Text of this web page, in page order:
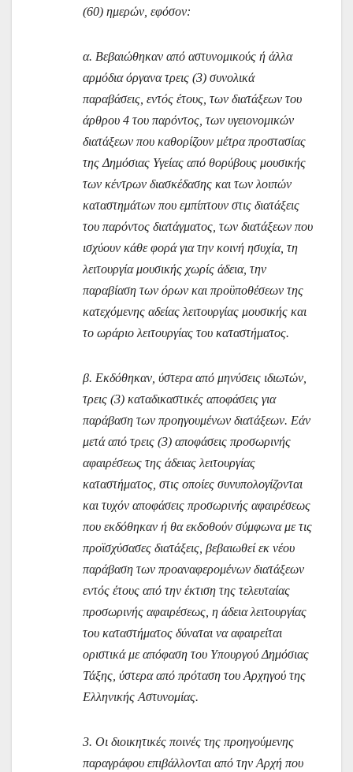
(60) ημερών, εφόσον:
α. Βεβαιώθηκαν από αστυνομικούς ή άλλα
αρμόδια όργανα τρεις (3) συνολικά
παραβάσεις, εντός έτους, των διατάξεων του
άρθρου 4 του παρόντος, των υγειονομικών
διατάξεων που καθορίζουν μέτρα προστασίας
της Δημόσιας Υγείας από θορύβους μουσικής
των κέντρων διασκέδασης και των λοιπών
καταστημάτων που εμπίπτουν στις διατάξεις
του παρόντος διατάγματος, των διατάξεων που
ισχύουν κάθε φορά για την κοινή ησυχία, τη
λειτουργία μουσικής χωρίς άδεια, την
παραβίαση των όρων και προϋποθέσεων της
κατεχόμενης αδείας λειτουργίας μουσικής και
το ωράριο λειτουργίας του καταστήματος.
β. Εκδόθηκαν, ύστερα από μηνύσεις ιδιωτών,
τρεις (3) καταδικαστικές αποφάσεις για
παράβαση των προηγουμένων διατάξεων. Εάν
μετά από τρεις (3) αποφάσεις προσωρινής
αφαιρέσεως της άδειας λειτουργίας
καταστήματος, στις οποίες συνυπολογίζονται
και τυχόν αποφάσεις προσωρινής αφαιρέσεως
που εκδόθηκαν ή θα εκδοθούν σύμφωνα με τις
προϊσχύσασες διατάξεις, βεβαιωθεί εκ νέου
παράβαση των προαναφερομένων διατάξεων
εντός έτους από την έκτιση της τελευταίας
προσωρινής αφαιρέσεως, η άδεια λειτουργίας
του καταστήματος δύναται να αφαιρείται
οριστικά με απόφαση του Υπουργού Δημόσιας
Τάξης, ύστερα από πρόταση του Αρχηγού της
Ελληνικής Αστυνομίας.
3. Οι διοικητικές ποινές της προηγούμενης
παραγράφου επιβάλλονται από την Αρχή που